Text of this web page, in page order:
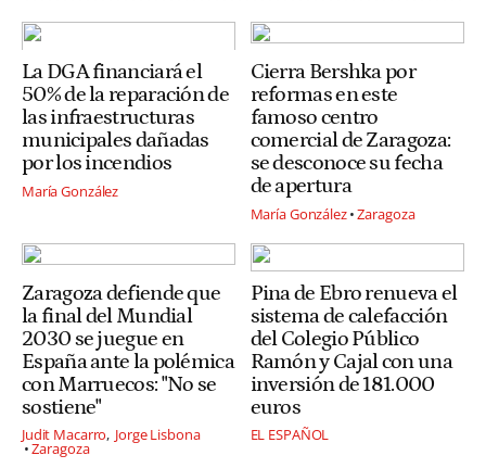
La DGA financiará el
50% de la reparación de
las infraestructuras
municipales dañadas
por los incendios
María González
Cierra Bershka por
reformas en este
famoso centro
comercial de Zaragoza:
se desconoce su fecha
de apertura
María González Zaragoza
Zaragoza defiende que
la final del Mundial
2030 se juegue en
España ante la polémica
con Marruecos: "No se
sostiene"
Judit Macarro Jorge Lisbona
Zaragoza
Pina de Ebro renueva el
sistema de calefacción
del Colegio Público
Ramón y Cajal con una
inversión de 181.000
euros
EL ESPAÑOL